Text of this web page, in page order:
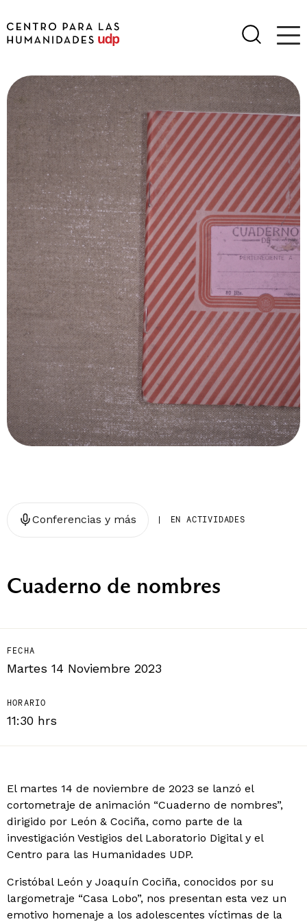
Conferencias y más | EN ACTIVIDADES
Cuaderno de nombres
FECHA
Martes 14 Noviembre 2023
HORARIO
11:30 hrs
El martes 14 de noviembre de 2023 se lanzó el
cortometraje de animación “Cuaderno de nombres”,
dirigido por León & Cociña, como parte de la
investigación Vestigios del Laboratorio Digital y el
Centro para las Humanidades UDP.
Cristóbal León y Joaquín Cociña, conocidos por su
largometraje “Casa Lobo”, nos presentan esta vez un
emotivo homenaje a los adolescentes víctimas de la